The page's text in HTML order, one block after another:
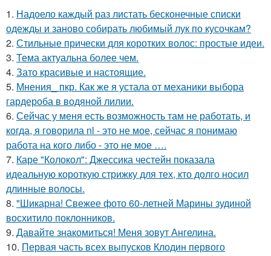
1. Надоело каждый раз листать бесконечные списки
одежды и заново собирать любимый лук по кусочкам?
2. Стильные прически для коротких волос: простые идеи.
3. Тема актуальна более чем.
4. Зато красивые и настоящие.
5. Мнения_ пкр. Как же я устала от механики выбора
гардероба в водяной лилии.
6. Сейчас у меня есть возможность там не работать, и
когда, я говорила nl - это не мое, сейчас я понимаю
работа на кого либо - это не мое ….
7. Каре "Колокол": Джессика честейн показала
идеальную короткую стрижку для тех, кто долго носил
длинные волосы.
8. "Шикарна! Свежее фото 60-летней Марины зудиной
восхитило поклонников.
9. Давайте знакомиться! Меня зовут Ангелина.
10. Первая часть всех выпусков Клодин первого